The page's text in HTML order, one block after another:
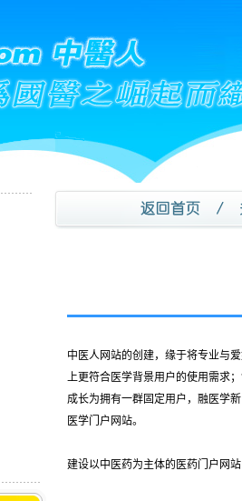
中医人网站的创建，缘于将专业与
上更符合医学背景用户的使用需求
成长为拥有一群固定用户，融医学
医学门户网站。
建设以中医药为主体的医药门户网